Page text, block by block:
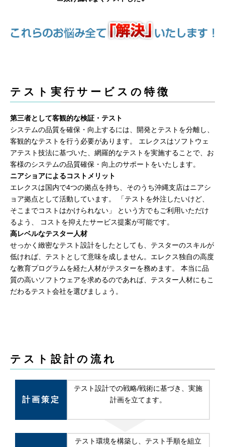
テスト実行サービスの特徴
第三者として客観的な検証・テスト
システムの品質を確保・向上するには、開発とテストを分離し、
客観的なテストを行う必要があります。 エレクスはソフトウェ
アテスト技法に基づいた、網羅的なテストを実施することで、お
客様のシステムの品質確保・向上のサポートをいたします。
ニアショアによるコストメリット
エレクスは国内で4つの拠点を持ち、そのうち沖縄支店はニアシ
ョア拠点として活動しています。 「テストを外注したいけど、
そこまでコストはかけられない」 という方でもご利用いただけ
るよう、 コストを抑えたサービス提案が可能です。
高レベルなテスター人材
せっかく緻密なテスト設計をしたとしても、テスターのスキルが
低ければ、テストとして意味を成しません。エレクス独自の高度
な教育プログラムを経た人材がテスターを務めます。 本当に品
質の高いソフトウェアを求めるのであれば、テスター人材にもこ
だわるテスト会社を選びましょう。
テスト設計の流れ
計画策定
テスト設計での戦略/戦術に基づき、実施
計画を立てます。
テスト環境を構築し、テスト手順を組立